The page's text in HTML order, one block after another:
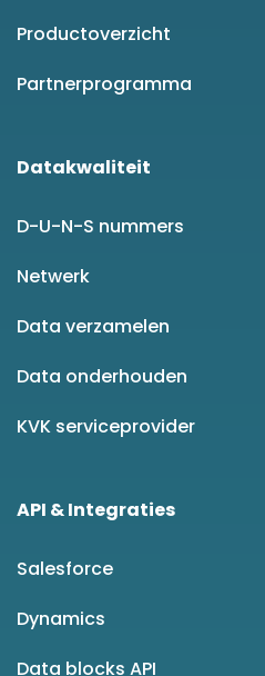
Productoverzicht
Partnerprogramma
Datakwaliteit
D-U-N-S nummers
Netwerk
Data verzamelen
Data onderhouden
KVK serviceprovider
API & Integraties
Salesforce
Dynamics
Data blocks API